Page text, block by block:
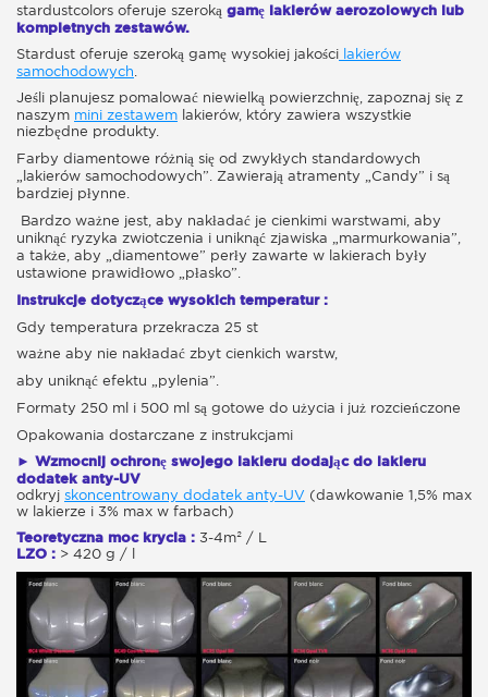
stardustcolors oferuje szeroką gamę lakierów aerozolowych lub
kompletnych zestawów.
Stardust oferuje szeroką gamę wysokiej jakości lakierów
samochodowych
Jeśli planujesz pomalować niewielką powierzchnię, zapoznaj się z
naszym mini zestawem lakierów, który zawiera wszystkie
niezbędne produkty.
Farby diamentowe różnią się od zwykłych standardowych
„lakierów samochodowych”. Zawierają atramenty „Candy” i są
bardziej płynne.
Bardzo ważne jest, aby nakładać je cienkimi warstwami, aby
uniknąć ryzyka zwiotczenia i uniknąć zjawiska „marmurkowania”,
a także, aby „diamentowe” perły zawarte w lakierach były
ustawione prawidłowo „płasko”.
Instrukcje dotyczące wysokich temperatur :
Gdy temperatura przekracza 25 st
ważne aby nie nakładać zbyt cienkich warstw,
aby uniknąć efektu „pylenia”.
Formaty 250 ml i 500 ml są gotowe do użycia i już rozcieńczone
Opakowania dostarczane z instrukcjami
► Wzmocnij ochronę swojego lakieru dodając do lakieru
dodatek anty-UV
odkryj skoncentrowany dodatek anty-UV (dawkowanie 1,5% max
w lakierze i 3% max w farbach)
Teoretyczna moc krycia : 3-4m² / L
LZO : > 420 g / l